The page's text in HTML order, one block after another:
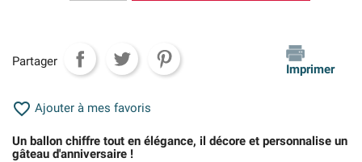
Partager
Imprimer
 Ajouter à mes favoris
Un ballon chiffre tout en élégance, il décore et personnalise un
gâteau d'anniversaire !